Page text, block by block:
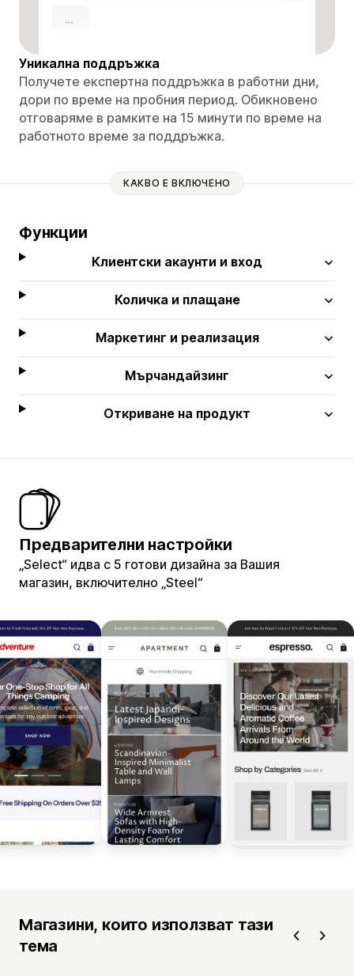
Уникална поддръжка
Получете експертна поддръжка в работни дни,
дори по време на пробния период. Обикновено
отговаряме в рамките на 15 минути по време на
работното време за поддръжка.
КАКВО Е ВКЛЮЧЕНО
Функции
Клиентски акаунти и вход
Количка и плащане
Маркетинг и реализация
Мърчандайзинг
Откриване на продукт
Предварителни настройки
„Select“ идва с 5 готови дизайна за Вашия
магазин, включително „Steel“
Магазини, които използват тази
тема